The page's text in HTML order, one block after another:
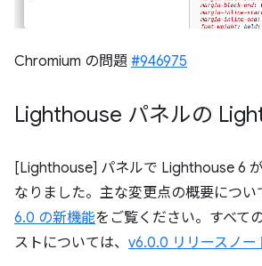
Chromium の問題 #946975
Lighthouse パネルの
[Lighthouse] パネルで Lighthouse 6
なりました。主な変更点の概要につい
6.0 の新機能をご覧ください。すべて
ストについては、 v6.0.0 リリースノー